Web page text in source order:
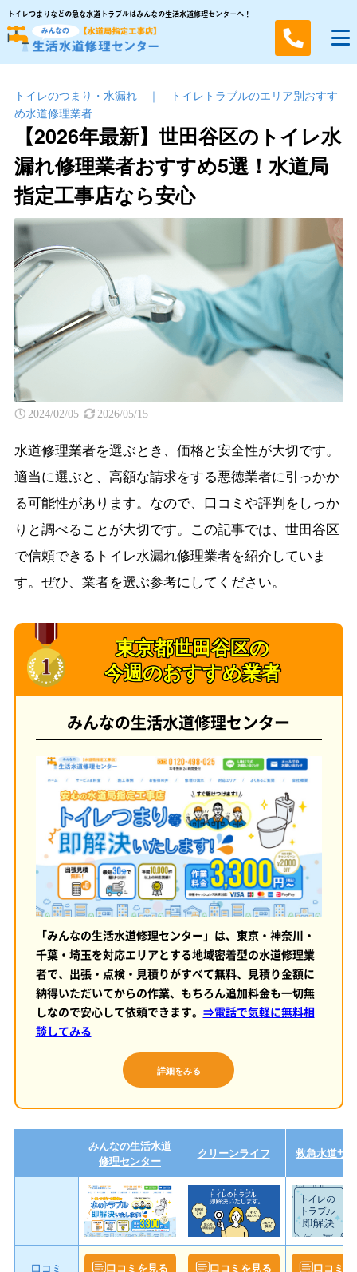
トイレつまりなどの急な水道トラブルはみんなの生活水道修理センターへ！
トイレのつまり・⽔漏れ｜
トイレトラブルのエリア別おすす
め水道修理業者
【2026年最新】世田谷区のトイレ水
漏れ修理業者おすすめ5選！水道局
指定工事店なら安心
2024/02/05 2026/05/15
水道修理業者を選ぶとき、価格と安全性が大切です。
適当に選ぶと、高額な請求をする悪徳業者に引っかか
る可能性があります。なので、口コミや評判をしっか
りと調べることが大切です。この記事では、世田谷区
で信頼できるトイレ水漏れ修理業者を紹介していま
す。ぜひ、業者を選ぶ参考にしてください。
東京都世田谷区の
今週のおすすめ業者
みんなの生活水道修理センター
「みんなの生活水道修理センター」は、東京・神奈川・
千葉・埼玉を対応エリアとする地域密着型の水道修理業
者で、出張・点検・見積りがすべて無料、見積り金額に
納得いただいてからの作業、もちろん追加料金も一切無
しなので安心して依頼できます。 ⇒電話で気軽に無料相
談してみる
詳細をみる
みんなの生活水道
修理センター
クリーンライフ 救急水道サ
口コミ 口コミを見る 口コミを見る 口コミ